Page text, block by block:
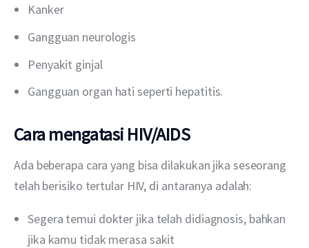
Kanker
Gangguan neurologis
Penyakit ginjal
Gangguan organ hati seperti hepatitis.
Cara mengatasi HIV/AIDS
Ada beberapa cara yang bisa dilakukan jika seseorang
telah berisiko tertular HIV, di antaranya adalah:
Segera temui dokter jika telah didiagnosis, bahkan
jika kamu tidak merasa sakit